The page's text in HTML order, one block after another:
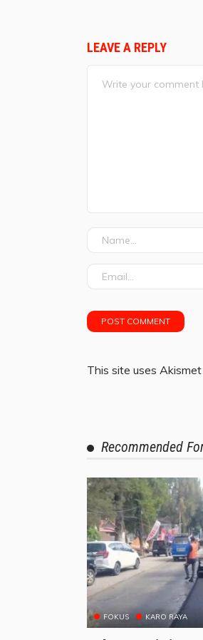
LEAVE A REPLY
This site uses
Recommended
FOKUS KARO RAYA